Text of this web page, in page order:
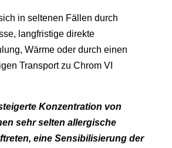
in seltenen Fällen durch
langfristige direkte
Wärme oder durch einen
Transport zu Chrom VI
Konzentration von
sehr selten allergische
eine Sensibilisierung der